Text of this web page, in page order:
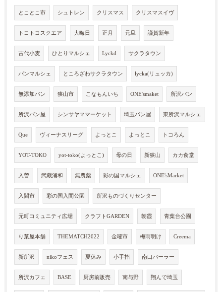
とことこ市 シュトレン クリスマス クリスマスイヴ
トコトコスクエア 大晦日 正月 元旦 謹賀新年
古代小麦 ひとりマルシェ Lyckd サクラタウン
パンマルシェ ところざわサクラタウン lycka(リュッカ)
無添加パン 狭山市 こなもんいち ONE'smaket 所沢パン
所沢パン屋 シンサヤママーケット 埼玉パン屋 東所沢マルシェ
Que ヴィーナスリーグ よっとこ よっとこ トコろん
YOT-TOKO yot-toko(よっとこ) 母の日 新狭山 カカ食堂
入曽 武蔵浦和 無農薬 彩の国マルシェ ONE'sMarket
入間市 彩の国入間公園 所沢ものづくりセンター
元町コミュニティ広場 クラフトGARDEN 朝霞 青葉台公園
り菜屋本舗 THEMATCH2022 金曜市 梅雨明け Creema
新所沢 nikoフェス 夏休み 小手指 南口パーラー
所沢カフェ BASE 厨房前販売 南与野 翔んで埼玉